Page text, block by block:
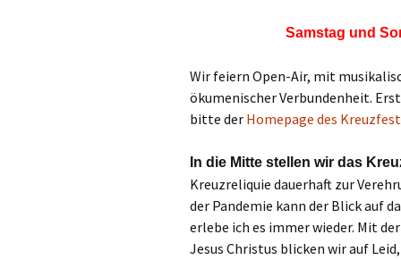
Terminplan
Unsere
Vorschau
Wochenblatt
Samstag und
Wir feiern Open-Air, mit
ökumenischer Verbundenheit.
bitte der Homepage des
In die Mitte stellen wir das
Kreuzreliquie dauerhaft zur
der Pandemie kann der Blick auf
erlebe ich es immer wieder. Mit
Jesus Christus blicken wir auf